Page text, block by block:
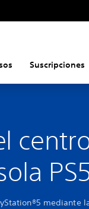
Suscripciones
mediante